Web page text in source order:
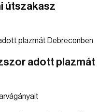
útszakasz
adott plazmát